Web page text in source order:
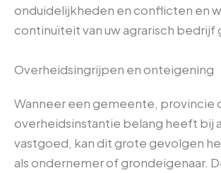
onduidelijkheden en conflicten en
continuïteit van uw agrarisch bedrijf
Overheidsingrijpen en onteigening
Wanneer een gemeente, provincie
overheidsinstantie belang heeft bij
vastgoed, kan dit grote gevolgen
als ondernemer of grondeigenaar.